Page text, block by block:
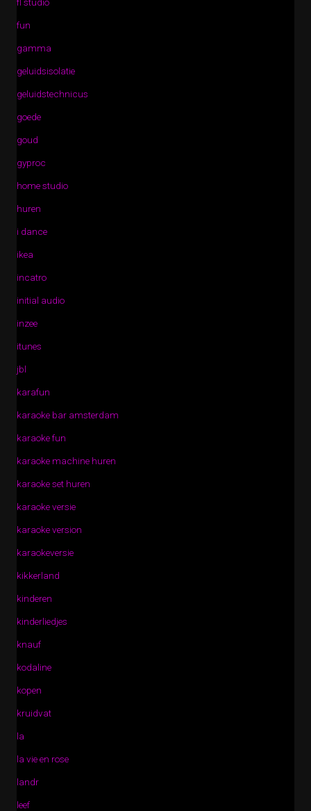
fun
gamma
geluidsisolatie
geluidstechnicus
goede
goud
gyproc
home studio
huren
i dance
ikea
incatro
initial audio
inzee
itunes
jbl
karafun
karaoke bar amsterdam
karaoke fun
karaoke machine huren
karaoke set huren
karaoke versie
karaoke version
karaokeversie
kikkerland
kinderen
kinderliedjes
knauf
kodaline
kopen
kruidvat
la
la vie en rose
landr
leef